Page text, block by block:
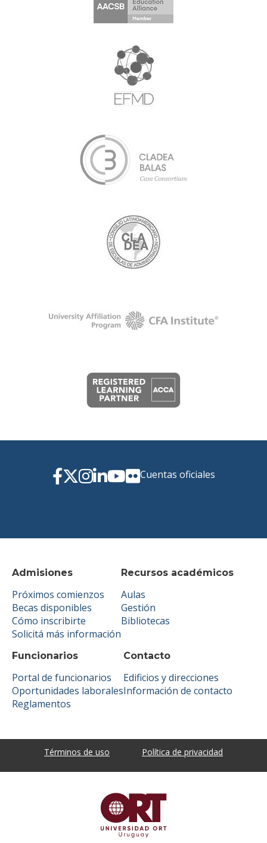
Admisiones
Próximos comienzos
Becas disponibles
Cómo inscribirte
Solicitá más información
Recursos académicos
Aulas
Gestión
Bibliotecas
Funcionarios
Portal de funcionarios
Oportunidades laborales
Reglamentos
Contacto
Edificios y direcciones
Información de contacto
Cuentas oficiales
Términos de uso Política de privacidad